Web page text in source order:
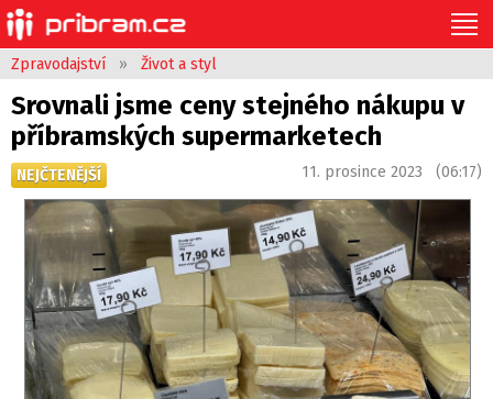
Zpravodajství » Život a styl
Srovnali jsme ceny stejného nákupu v
příbramských supermarketech
NEJČTENĚJŠÍ 11. prosince 2023 (06:17)